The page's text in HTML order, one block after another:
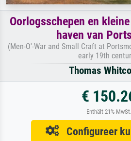
Oorlogsschepen en
haven van
(Men-O'-War and Small Craft at
early 19th
Thomas
€
Enthält 21% MwSt.
Configureer